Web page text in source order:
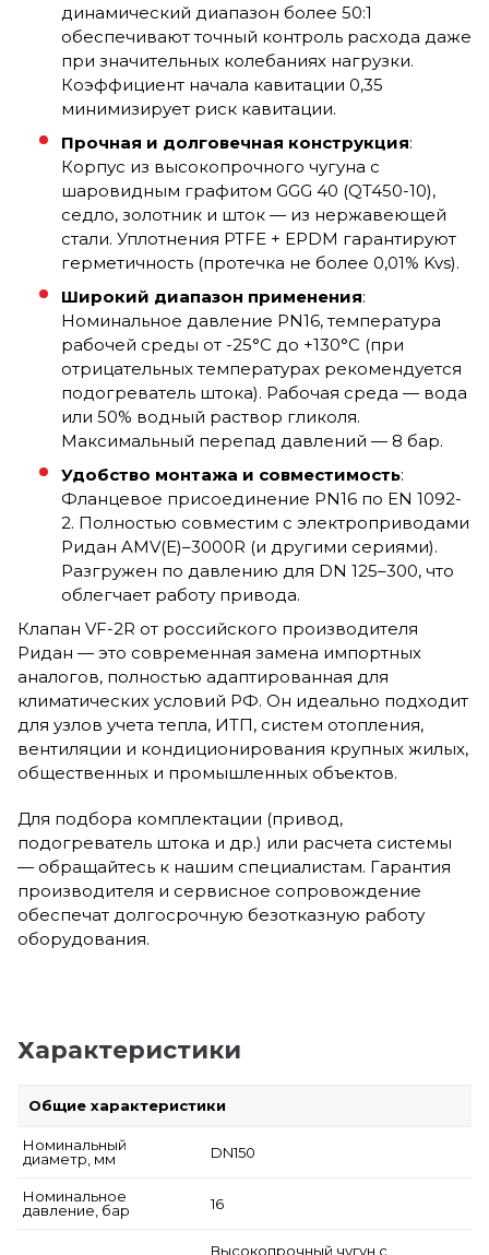
динамический диапазон более 50:1
обеспечивают точный контроль расхода даже
при значительных колебаниях нагрузки.
Коэффициент начала кавитации 0,35
минимизирует риск кавитации.
Прочная и долговечная конструкция:
Корпус из высокопрочного чугуна с
шаровидным графитом GGG 40 (QT450-10),
седло, золотник и шток — из нержавеющей
стали. Уплотнения PTFE + EPDM гарантируют
герметичность (протечка не более 0,01% Kvs).
Широкий диапазон применения:
Номинальное давление PN16, температура
рабочей среды от -25°C до +130°C (при
отрицательных температурах рекомендуется
подогреватель штока). Рабочая среда — вода
или 50% водный раствор гликоля.
Максимальный перепад давлений — 8 бар.
Удобство монтажа и совместимость:
Фланцевое присоединение PN16 по EN 1092-
2. Полностью совместим с электроприводами
Ридан AMV(E)–3000R (и другими сериями).
Разгружен по давлению для DN 125–300, что
облегчает работу привода.
Клапан VF-2R от российского производителя
Ридан — это современная замена импортных
аналогов, полностью адаптированная для
климатических условий РФ. Он идеально подходит
для узлов учета тепла, ИТП, систем отопления,
вентиляции и кондиционирования крупных жилых,
общественных и промышленных объектов.
Для подбора комплектации (привод,
подогреватель штока и др.) или расчета системы
— обращайтесь к нашим специалистам. Гарантия
производителя и сервисное сопровождение
обеспечат долгосрочную безотказную работу
оборудования.
Характеристики
Общие характеристики
Номинальный
диаметр, мм
DN150
Номинальное
давление, бар
16
Высокопрочный чугун с